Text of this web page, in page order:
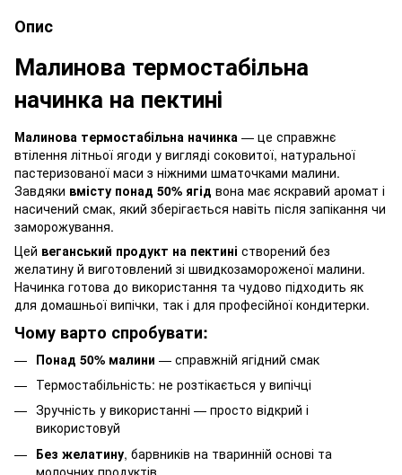
Опис
Малинова термостабільна
начинка на пектині
Малинова термостабільна начинка — це справжнє
втілення літньої ягоди у вигляді соковитої, натуральної
пастеризованої маси з ніжними шматочками малини.
Завдяки вмісту понад 50% ягід вона має яскравий аромат і
насичений смак, який зберігається навіть після запікання чи
заморожування.
Цей веганський продукт на пектині створений без
желатину й виготовлений зі швидкозамороженої малини.
Начинка готова до використання та чудово підходить як
для домашньої випічки, так і для професійної кондитерки.
Чому варто спробувати:
Понад 50% малини — справжній ягідний смак
Термостабільність: не розтікається у випічці
Зручність у використанні — просто відкрий і
використовуй
Без желатину, барвників на тваринній основі та
молочних продуктів